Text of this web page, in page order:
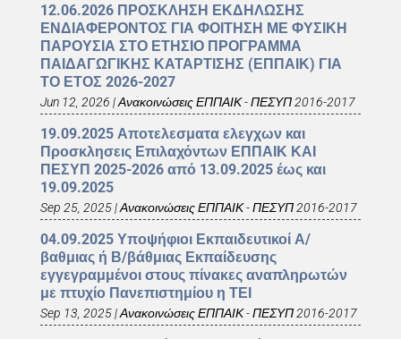
12.06.2026 ΠΡΟΣΚΛΗΣΗ ΕΚΔΗΛΩΣΗΣ
ΕΝΔΙΑΦΕΡΟΝΤΟΣ ΓΙΑ ΦΟΙΤΗΣΗ ΜΕ ΦΥΣΙΚΗ
ΠΑΡΟΥΣΙΑ ΣΤΟ ΕΤΗΣΙΟ ΠΡΟΓΡΑΜΜΑ
ΠΑΙΔΑΓΩΓΙΚΗΣ ΚΑΤΑΡΤΙΣΗΣ (ΕΠΠΑΙΚ) ΓΙΑ
ΤΟ ΕΤΟΣ 2026-2027
Jun 12, 2026 |Ανακοινώσεις ΕΠΠΑΙΚ - ΠΕΣΥΠ 2016-2017
19.09.2025 Αποτελεσματα ελεγχων και
Προσκλησεις Επιλαχόντων ΕΠΠΑΙΚ ΚΑΙ
ΠΕΣΥΠ 2025-2026 από 13.09.2025 έως και
19.09.2025
Sep 25, 2025|Ανακοινώσεις ΕΠΠΑΙΚ - ΠΕΣΥΠ 2016-2017
04.09.2025 Υποψήφιοι Εκπαιδευτικοί Α/
βαθμιας ή Β/βάθμιας Εκπαίδευσης
εγγεγραμμένοι στους πίνακες αναπληρωτών
με πτυχίο Πανεπιστημίου η ΤΕΙ
Sep 13, 2025|Ανακοινώσεις ΕΠΠΑΙΚ - ΠΕΣΥΠ 2016-2017